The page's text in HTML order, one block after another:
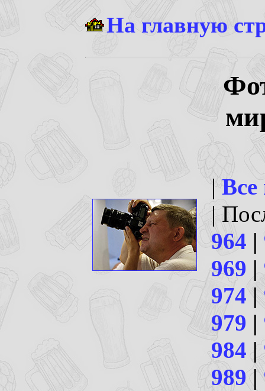
На главную
|
|
964 |
969 |
974|
979 |
984 |
989|